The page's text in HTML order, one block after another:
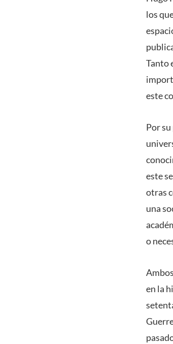
los
Tanto
este
Por
este
otras
una
o
en la